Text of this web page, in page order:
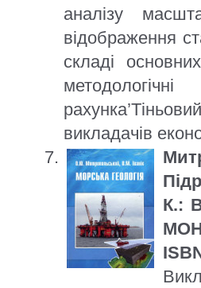
аналізу
відображення
складі
викладачів
К.:
МОН